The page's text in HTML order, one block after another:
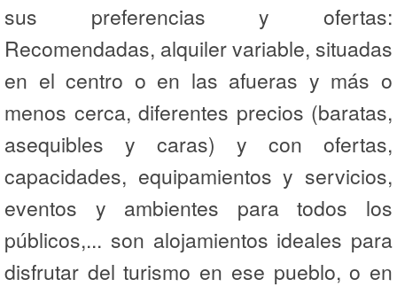
sus preferencias y ofertas:
Recomendadas, alquiler variable, situadas
en el centro o en las afueras y más o
menos cerca, diferentes precios (baratas,
asequibles y caras) y con ofertas,
capacidades, equipamientos y servicios,
eventos y ambientes para todos los
públicos,... son alojamientos ideales para
disfrutar del turismo en ese pueblo, o en